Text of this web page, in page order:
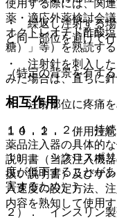
・ 繰返し注射する場
ど同一部位を避けて
・ 注射針を刺入し
みた場合は、直ちに
・ 注射部位に疼痛を
１４．１．２． 持続
薬品注入器の具体的
説明書（当該注入機
扱い説明書）及びサ
入速度の設定方法、
内容を熟知して使用す
使用する際には、関
薬・適応外薬検討会
オクトレオチド酢酸
糖）」等）を熟読す
（特定の背景を有す
相互作用
１０．２． 併用注
１）． シクロスポリ
度が低下することが
害するため）］。
２）． インスリン製